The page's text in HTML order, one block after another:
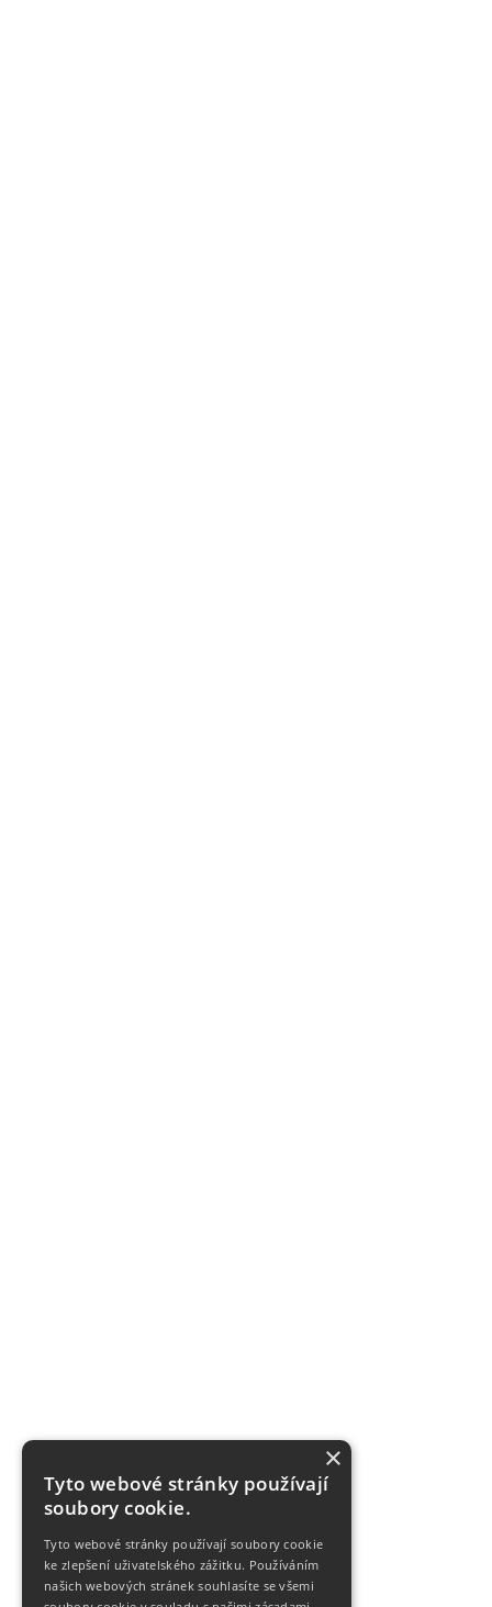
×
Tyto webové stránky používají
soubory cookie.
Tyto webové stránky používají soubory cookie
ke zlepšení uživatelského zážitku. Používáním
našich webových stránek souhlasíte se všemi